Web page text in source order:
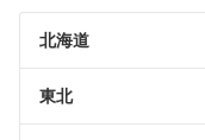
北海道
東北